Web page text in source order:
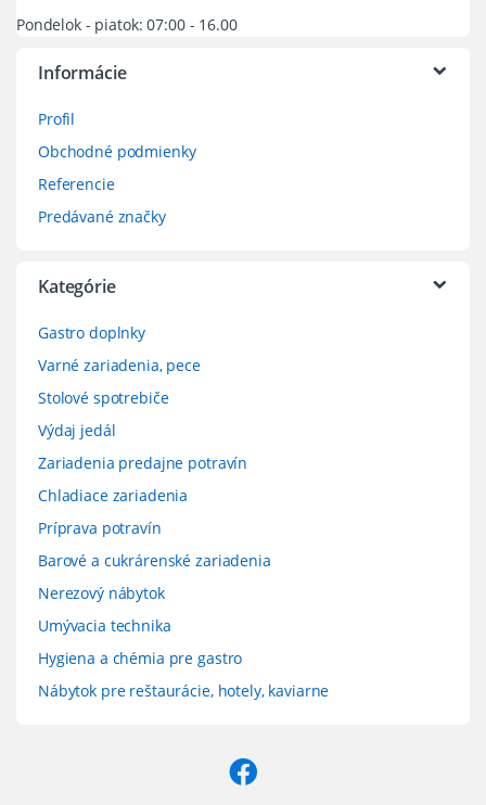
Pondelok - piatok: 07:00 - 16.00
Informácie
Profil
Obchodné podmienky
Referencie
Predávané značky
Kategórie
Gastro doplnky
Varné zariadenia, pece
Stolové spotrebiče
Výdaj jedál
Zariadenia predajne potravín
Chladiace zariadenia
Príprava potravín
Barové a cukrárenské zariadenia
Nerezový nábytok
Umývacia technika
Hygiena a chémia pre gastro
Nábytok pre reštaurácie, hotely, kaviarne